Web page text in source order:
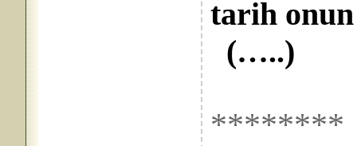
tarih
(…..)
********